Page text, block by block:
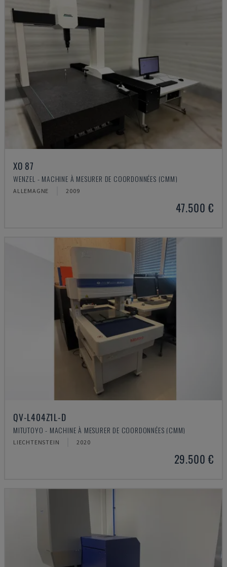
XO 87
WENZEL - MACHINE À MESURER DE COORDONNÉES (CMM)
ALLEMAGNE 2009
47.500 €
QV-L404Z1L-D
MITUTOYO - MACHINE À MESURER DE COORDONNÉES (CMM)
LIECHTENSTEIN 2020
29.500 €